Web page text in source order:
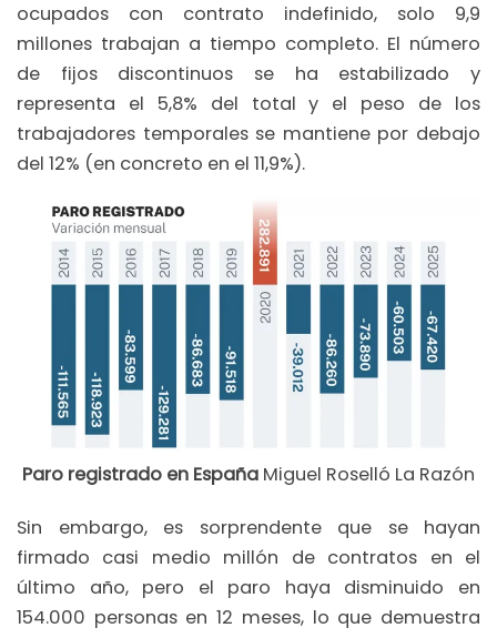
ocupados con contrato indefinido, solo 9,9
millones trabajan a tiempo completo. El número
de fijos discontinuos se ha estabilizado y
representa el 5,8% del total y el peso de los
trabajadores temporales se mantiene por debajo
del 12% (en concreto en el 11,9%).
Paro registrado en España Miguel Roselló La Razón
Sin embargo, es sorprendente que se hayan
firmado casi medio millón de contratos en el
último año, pero el paro haya disminuido en
154.000 personas en 12 meses, lo que demuestra